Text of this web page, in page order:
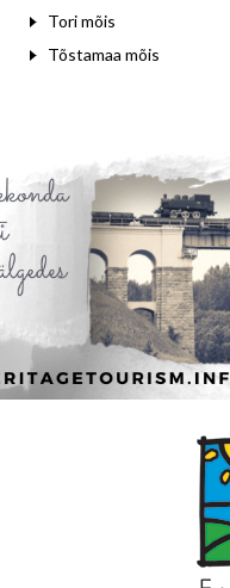
Tori mõis
Tõstamaa mõis